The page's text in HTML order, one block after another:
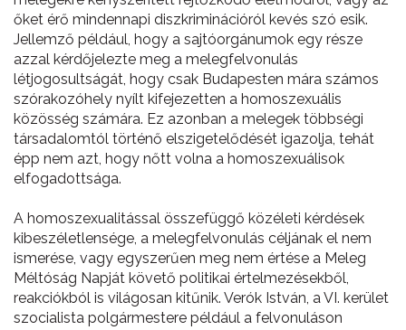
őket érő mindennapi diszkriminációról kevés szó esik.
Jellemző például, hogy a sajtóorgánumok egy része
azzal kérdőjelezte meg a melegfelvonulás
létjogosultságát, hogy csak Budapesten mára számos
szórakozóhely nyílt kifejezetten a homoszexuális
közösség számára. Ez azonban a melegek többségi
társadalomtól történő elszigetelődését igazolja, tehát
épp nem azt, hogy nőtt volna a homoszexuálisok
elfogadottsága.
A homoszexualitással összefüggő közéleti kérdések
kibeszéletlensége, a melegfelvonulás céljának el nem
ismerése, vagy egyszerűen meg nem értése a Meleg
Méltóság Napját követő politikai értelmezésekből,
reakciókból is világosan kitűnik. Verók István, a VI. kerület
szocialista polgármestere például a felvonuláson